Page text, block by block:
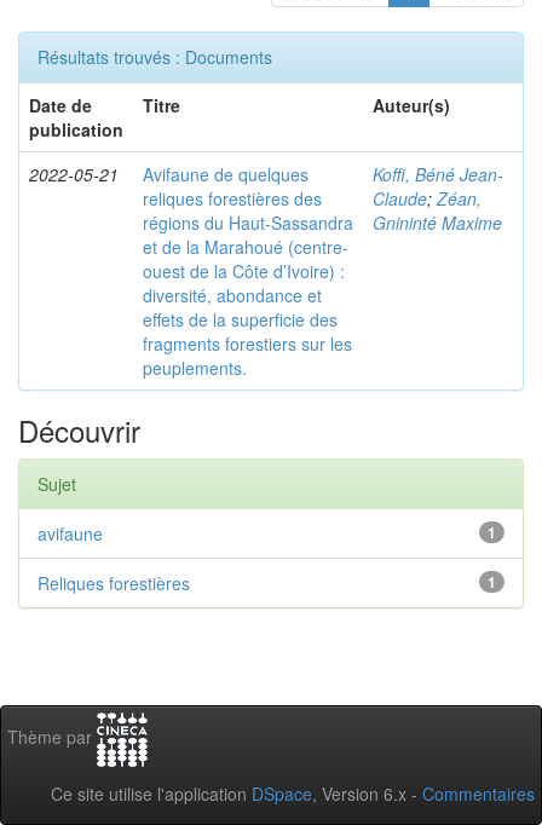
Résultats trouvés : Documents
Date de
publication
Titre Auteur(s)
2022-05-21
Avifaune de quelques
reliques forestières des
régions du Haut-Sassandra
et de la Marahoué (centre-
ouest de la Côte d’Ivoire) :
diversité, abondance et
effets de la superficie des
fragments forestiers sur les
peuplements.
Koffi, Béné Jean-
Claude; Zéan,
Gnininté Maxime
Découvrir
Sujet
1
avifaune
1
Reliques forestières
Thème par
Ce site utilise l'application DSpace, Version 6.x - Commentaires